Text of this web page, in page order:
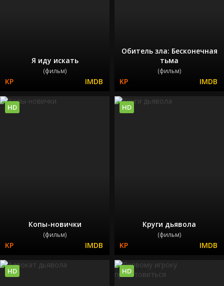
Я иду искать
(фильм)
Обитель зла: Бесконечная
тьма
(фильм)
Копы-новички
(фильм)
HD
Круги дьявола
(фильм)
HD
HD HD